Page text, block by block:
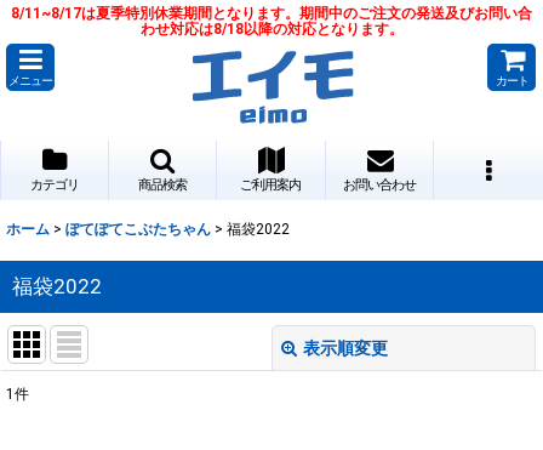
8/11~8/17は夏季特別休業期間となります。期間中のご注文の発送及びお問い合
わせ対応は8/18以降の対応となります。
メニュー カート
カテゴリ 商品検索 ご利用案内 お問い合わせ
ホーム > ぽてぽてこぶたちゃん > 福袋2022
福袋2022
表示順変更
1 件